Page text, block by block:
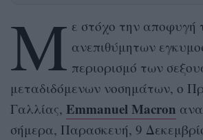
Μ ε στόχο την αποφυγή
ανεπιθύμητων
περιορισμό των
μεταδιδόμενων νοσημάτων, ο
Γαλλίας, Emmanuel Macron
σήμερα, Παρασκευή, 9